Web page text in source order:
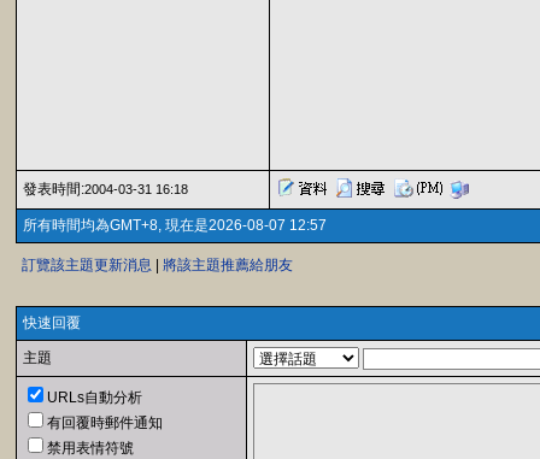
發表時間:2004-03-31 16:18
所有時間均為GMT+8, 現在是2026-08-07 12:57
訂覽該主題更新消息 將該主題推薦給朋友
快速回覆
主題
URLs自動分析
有回覆時郵件通知
禁用表情符號